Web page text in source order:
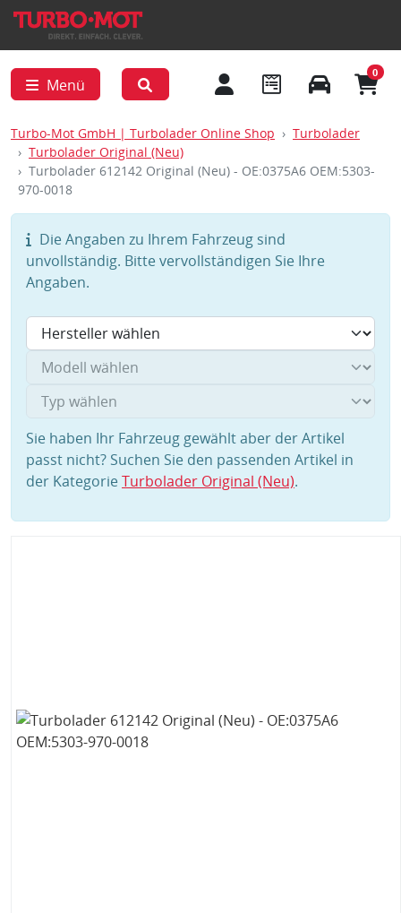
Menü
0
Turbo-Mot GmbH | Turbolader Online Shop
Turbolader
Turbolader Original (Neu)
Turbolader 612142 Original (Neu) - OE:0375A6 OEM:5303-
970-0018
Die Angaben zu Ihrem Fahrzeug sind
unvollständig. Bitte vervollständigen Sie Ihre
Angaben.
Sie haben Ihr Fahrzeug gewählt aber der Artikel
passt nicht? Suchen Sie den passenden Artikel in
der KategorieTurbolader Original (Neu).